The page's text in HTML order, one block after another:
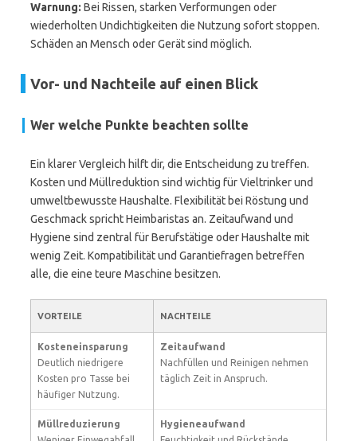
Warnung: Bei Rissen, starken Verformungen oder
wiederholten Undichtigkeiten die Nutzung sofort stoppen.
Schäden an Mensch oder Gerät sind möglich.
Vor- und Nachteile auf einen Blick
Wer welche Punkte beachten sollte
Ein klarer Vergleich hilft dir, die Entscheidung zu treffen.
Kosten und Müllreduktion sind wichtig für Vieltrinker und
umweltbewusste Haushalte. Flexibilität bei Röstung und
Geschmack spricht Heimbaristas an. Zeitaufwand und
Hygiene sind zentral für Berufstätige oder Haushalte mit
wenig Zeit. Kompatibilität und Garantiefragen betreffen
alle, die eine teure Maschine besitzen.
VORTEILE NACHTEILE
Kosteneinsparung
Deutlich niedrigere
Kosten pro Tasse bei
häufiger Nutzung.
Zeitaufwand
Nachfüllen und Reinigen nehmen
täglich Zeit in Anspruch.
Müllreduzierung
Hygieneaufwand